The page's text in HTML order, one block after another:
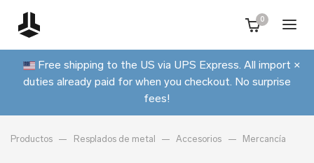
0
Free shipping to the US via UPS Express. All import
duties already paid for when you checkout. No surprise
fees!
×
Productos Resplados de metal Accesorios Mercancía